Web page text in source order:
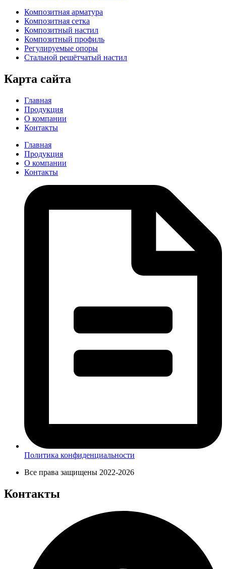
Композитная арматура
Композитная сетка
Композитный настил
Композитный профиль
Регулируемые опоры
Стальной решётчатый настил
Карта сайта
Главная
Продукция
О компании
Контакты
Главная
Продукция
О компании
Контакты
Политика конфиденциальности
Все права защищены 2022-2026
Контакты